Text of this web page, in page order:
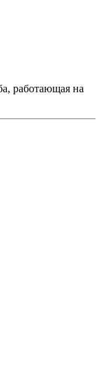
работающая на